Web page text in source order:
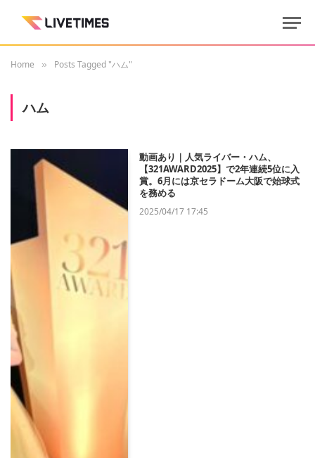
Home » Posts Tagged "ハム"
ハム
動画あり｜人気ライバー・ハム、
【321AWARD2025】で2年連続5位に入
賞。6月には京セラドーム大阪で始球式
を務める
2025/04/17 17:45